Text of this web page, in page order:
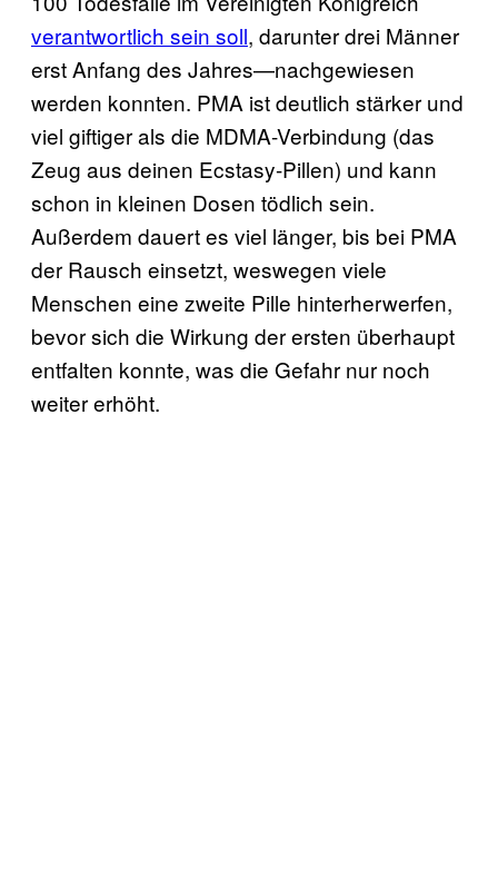
verantwortlich sein soll, darunter drei Männer
erst Anfang des Jahres—nachgewiesen
werden konnten. PMA ist deutlich stärker und
viel giftiger als die MDMA-Verbindung (das
Zeug aus deinen Ecstasy-Pillen) und kann
schon in kleinen Dosen tödlich sein.
Außerdem dauert es viel länger, bis bei PMA
der Rausch einsetzt, weswegen viele
Menschen eine zweite Pille hinterherwerfen,
bevor sich die Wirkung der ersten überhaupt
entfalten konnte, was die Gefahr nur noch
weiter erhöht.